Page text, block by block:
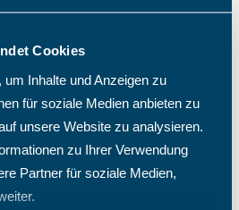
Cookies
Inhalte und Anzeigen zu
für soziale Medien anbieten zu
unsere Website zu analysieren.
zu Ihrer Verwendung
Partner für soziale Medien,